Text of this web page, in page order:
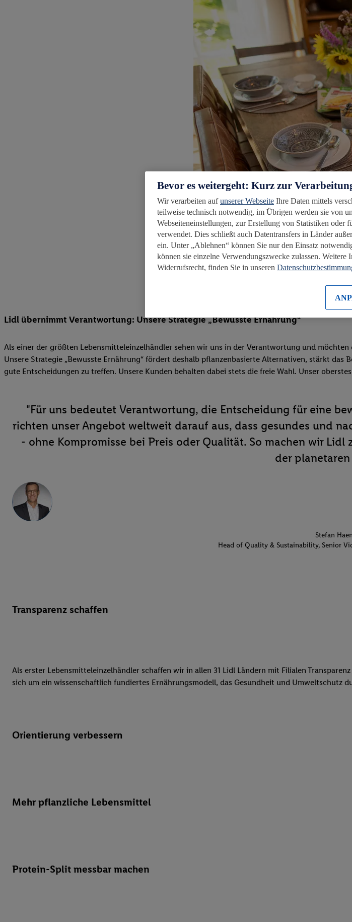
Mit unserer
Lidl übernimmt Verantwortung: Unsere Strategie „Bewusste Ernährung“
Als einer der größten Lebensmitteleinzelhändler sehen wir uns in der Verantwortung und
Unsere Strategie „Bewusste Ernährung“ fördert deshalb pflanzenbasierte Alternativen, stärkt
gute Entscheidungen zu treffen. Unsere Kunden behalten dabei stets die freie Wahl. Unser
"Für uns bedeutet Verantwortung, die Entscheidung für eine
richten unser Angebot weltweit darauf aus, dass gesundes und
- ohne Kompromisse bei Preis oder Qualität. So machen wir
der planetaren
Stefan
Head of Quality & Sustainability, Senior
Transparenz schaffen
Als erster Lebensmitteleinzelhändler schaffen wir in allen 31 Lidl Ländern mit Filialen
sich um ein wissenschaftlich fundiertes Ernährungsmodell, das Gesundheit und Umweltschutz
Orientierung verbessern
Mehr pflanzliche Lebensmittel
Protein-Split messbar machen
Bevor es weitergeht: Kurz zur
Wir verarbeiten aufunserer Webseite Ihre Daten mittels
teilweise technisch notwendig, im Übrigen werden sie von
Webseiteneinstellungen, zur Erstellung von Statistiken oder
verwendet. Dies schließt auch Datentransfers in Länder
ein. Unter „Ablehnen“ können Sie nur den Einsatz
können sie einzelne Verwendungszwecke zulassen.
Widerrufsrecht, finden Sie in unseren